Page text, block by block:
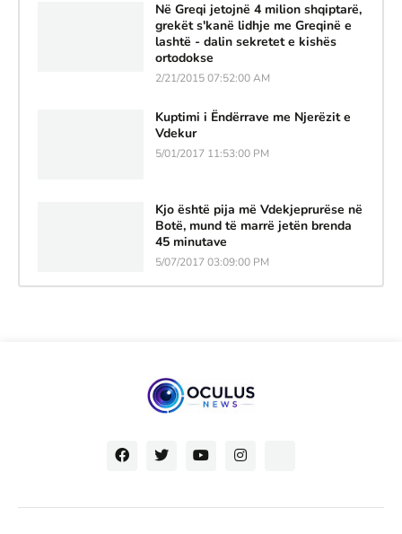
Në Greqi jetojnë 4 milion shqiptarë,
grekët s'kanë lidhje me Greqinë e
lashtë - dalin sekretet e kishës
ortodokse
2/21/2015 07:52:00 AM
Kuptimi i Ëndërrave me Njerëzit e
Vdekur
5/01/2017 11:53:00 PM
Kjo është pija më Vdekjeprurëse në
Botë, mund të marrë jetën brenda
45 minutave
5/07/2017 03:09:00 PM